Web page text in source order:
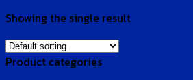
Showing the single result
Product categories